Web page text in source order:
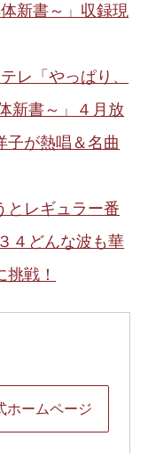
新書～」収録現
レ「やっぱり、
新書～」４月放
が熱唱＆名曲
とレギュラー番
４どんな波も華
戦！
ホームページ